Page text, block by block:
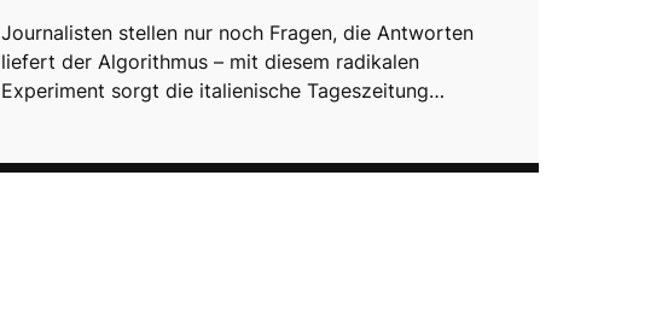
Journalisten stellen nur noch Fragen, die Antworten
liefert der Algorithmus – mit diesem radikalen
Experiment sorgt die italienische Tageszeitung…